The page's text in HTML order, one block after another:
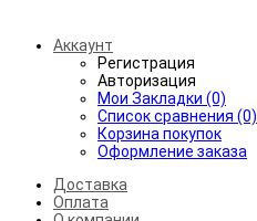
Аккаунт
Регистрация
Авторизация
Мои Закладки (0)
Список сравнения (0)
Корзина покупок
Оформление заказа
Доставка
Оплата